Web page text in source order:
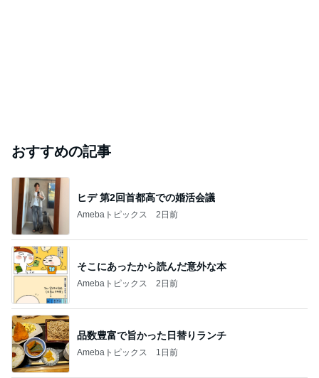
おすすめの記事
ヒデ 第2回首都高での婚活会議
Amebaトピックス 2日前
そこにあったから読んだ意外な本
Amebaトピックス 2日前
品数豊富で旨かった日替りランチ
Amebaトピックス 1日前